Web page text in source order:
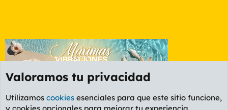
Valoramos tu privacidad
Utilizamos cookies esenciales para que este sitio funcione,